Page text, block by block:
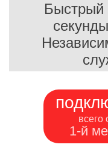
Быстрый
всего
1-й